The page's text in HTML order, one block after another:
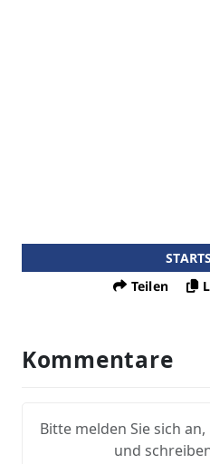
Teilen
Kommentare
Bitte melden Sie sich
und